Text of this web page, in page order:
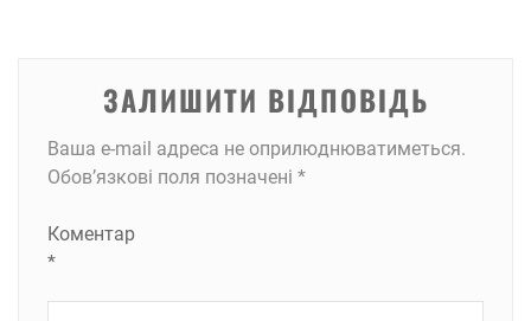
ЗАЛИШИТИ ВІДПОВІДЬ
Ваша e-mail адреса не оприлюднюватиметься.
Обов’язкові поля позначені *
Коментар
*